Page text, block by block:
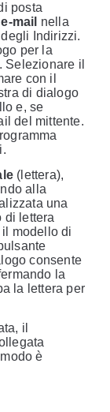
posta
mail nella
Indirizzi.
per la
il
con il
di dialogo
e, se
del mittente.
(lettera),
alla
una
di lettera
modello di
consente
la
la lettera per
il
è